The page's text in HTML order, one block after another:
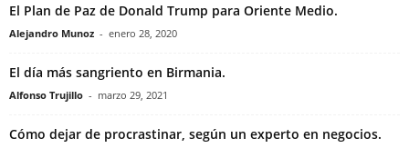
El Plan de Paz de Donald Trump para Oriente Medio.
Alejandro Munoz - enero 28, 2020
El día más sangriento en Birmania.
Alfonso Trujillo - marzo 29, 2021
Cómo dejar de procrastinar, según un experto en negocios.